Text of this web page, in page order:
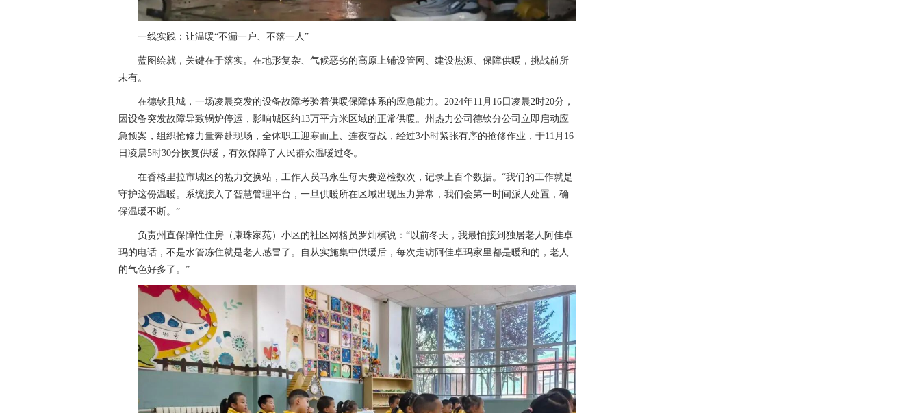
一线实践：让温暖“不漏一户、不落一人”
蓝图绘就，关键在于落实。在地形复杂、气候恶劣的高原上铺设管网、建设热源、保障供暖，挑战前所
未有。
在德钦县城，一场凌晨突发的设备故障考验着供暖保障体系的应急能力。2024年11月16日凌晨2时20分，
因设备突发故障导致锅炉停运，影响城区约13万平方米区域的正常供暖。州热力公司德钦分公司立即启动应
急预案，组织抢修力量奔赴现场，全体职工迎寒而上、连夜奋战，经过3小时紧张有序的抢修作业，于11月16
日凌晨5时30分恢复供暖，有效保障了人民群众温暖过冬。
在香格里拉市城区的热力交换站，工作人员马永生每天要巡检数次，记录上百个数据。“我们的工作就是
守护这份温暖。系统接入了智慧管理平台，一旦供暖所在区域出现压力异常，我们会第一时间派人处置，确
保温暖不断。”
负责州直保障性住房（康珠家苑）小区的社区网格员罗灿槟说：“以前冬天，我最怕接到独居老人阿佳卓
玛的电话，不是水管冻住就是老人感冒了。自从实施集中供暖后，每次走访阿佳卓玛家里都是暖和的，老人
的气色好多了。”